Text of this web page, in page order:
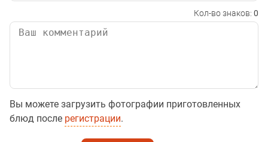
Кол-во знаков: 0
Вы можете загрузить фотографии приготовленных
блюд после регистрации.